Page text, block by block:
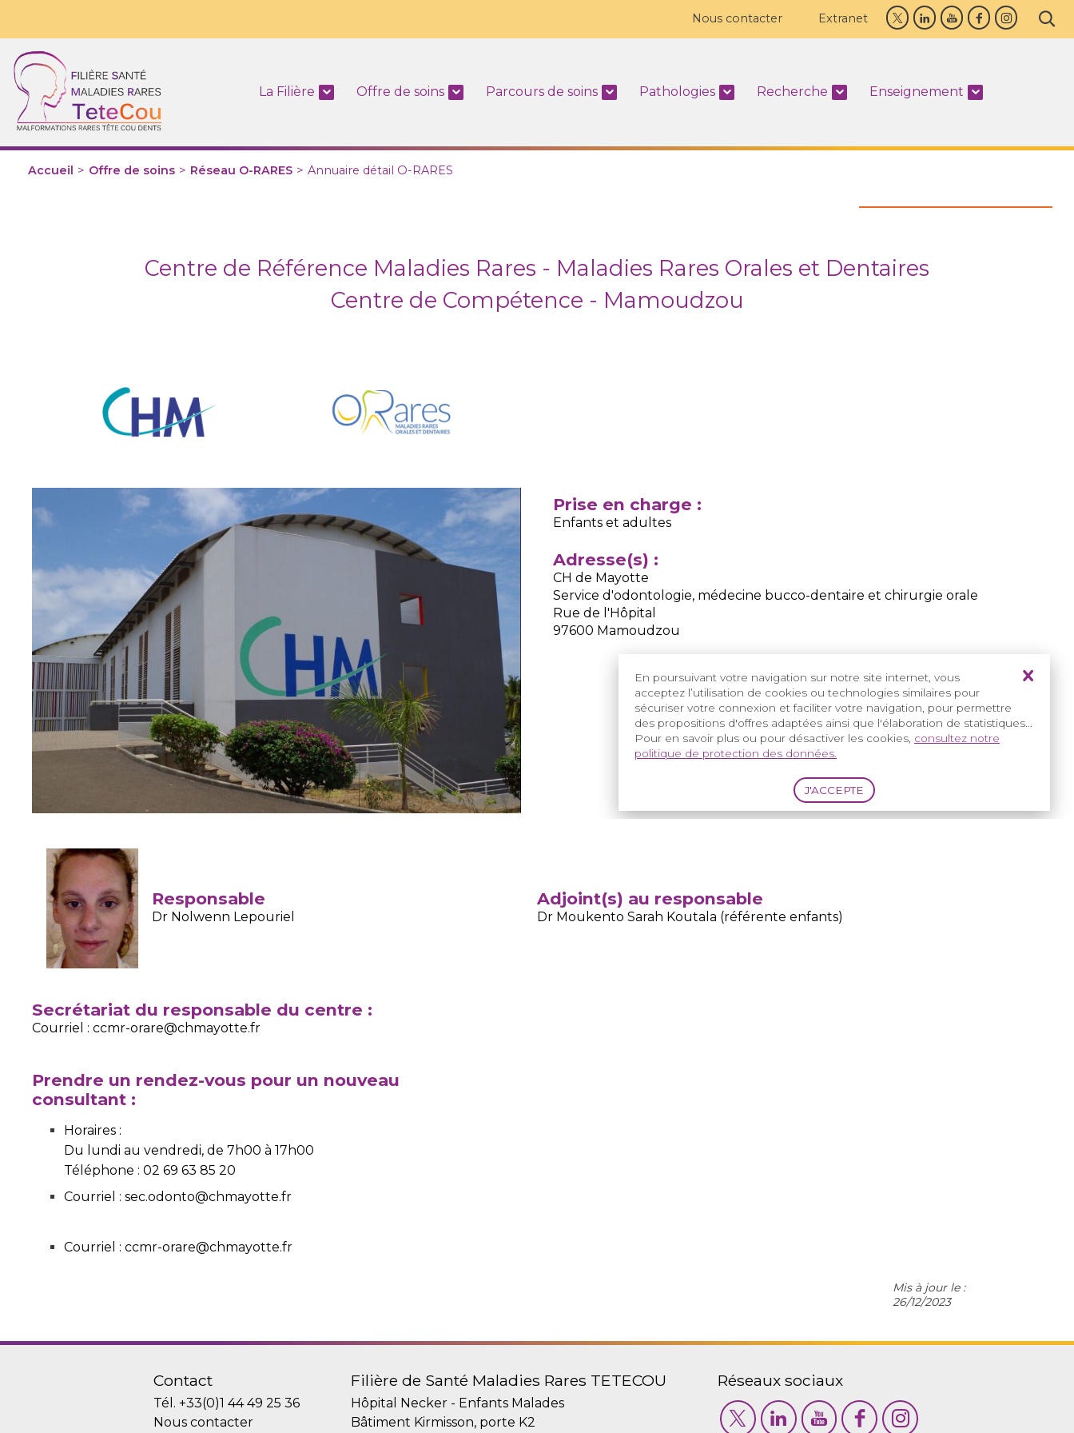
En poursuivant votre navigation sur notre site internet, vous
acceptez l’utilisation de cookies ou technologies similaires pour
sécuriser votre connexion et faciliter votre navigation, pour permettre
des propositions d'offres adaptées ainsi que l'élaboration de statistiques...
Pour en savoir plus ou pour désactiver les cookies, consultez notre
politique de protection des données.
Nous contacter Extranet
La Filière Offre de soins Parcours de soins Pathologies Recherche Enseignement
Accueil > Offre de soins > Réseau O-RARES > Annuaire détail O-RARES
Centre de Référence Maladies Rares - Maladies Rares Orales et Dentaires
Centre de Compétence - Mamoudzou
Prise en charge :
Enfants et adultes
Adresse(s) :
CH de Mayotte
Service d'odontologie, médecine bucco-dentaire et chirurgie orale
Rue de l'Hôpital
97600 Mamoudzou
Responsable
Dr Nolwenn Lepouriel
Adjoint(s) au responsable
Dr Moukento Sarah Koutala (référente enfants)
Secrétariat du responsable du centre :
Courriel : ccmr-orare@chmayotte.fr
Prendre un rendez-vous pour un nouveau
consultant :
Horaires :
Du lundi au vendredi, de 7h00 à 17h00
Téléphone : 02 69 63 85 20
Courriel : sec.odonto@chmayotte.fr
Courriel : ccmr-orare@chmayotte.fr
Mis à jour le :
26/12/2023
Contact
Tél.+33(0)1 44 49 25 36
Nous contacter
Filière de Santé Maladies Rares TETECOU
Hôpital Necker - Enfants Malades
Bâtiment Kirmisson, porte K2
Réseaux sociaux